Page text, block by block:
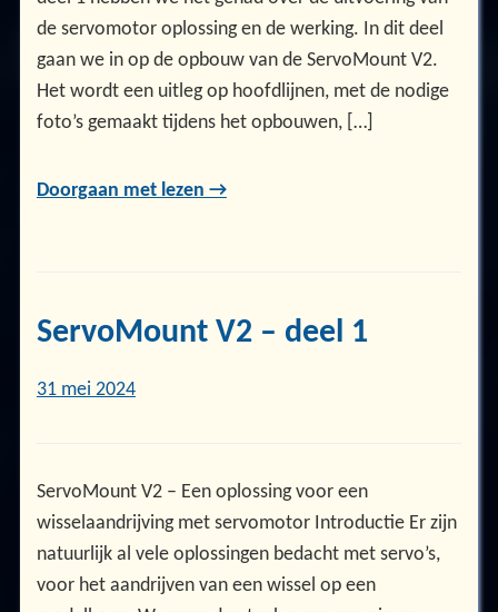
de servomotor oplossing en de werking. In dit deel
gaan we in op de opbouw van de ServoMount V2.
Het wordt een uitleg op hoofdlijnen, met de nodige
foto’s gemaakt tijdens het opbouwen, […]
Doorgaan met lezen →
ServoMount V2 – deel 1
31 mei 2024
ServoMount V2 – Een oplossing voor een
wisselaandrijving met servomotor Introductie Er zijn
natuurlijk al vele oplossingen bedacht met servo’s,
voor het aandrijven van een wissel op een